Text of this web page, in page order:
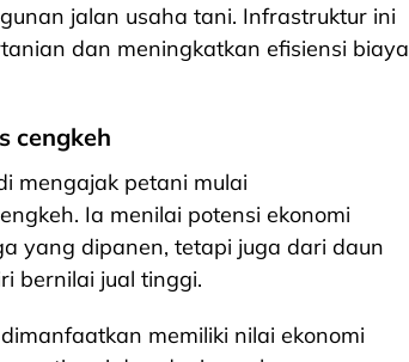
jalan usaha tani. Infrastruktur ini
dan meningkatkan efisiensi biaya
cengkeh
mengajak petani mulai
Ia menilai potensi ekonomi
yang dipanen, tetapi juga dari daun
bernilai jual tinggi.
memiliki nilai ekonomi